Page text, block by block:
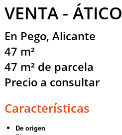
VENTA - ÁTICO
En Pego, Alicante
47 m²
47 m² de parcela
Precio a consultar
Características
De origen